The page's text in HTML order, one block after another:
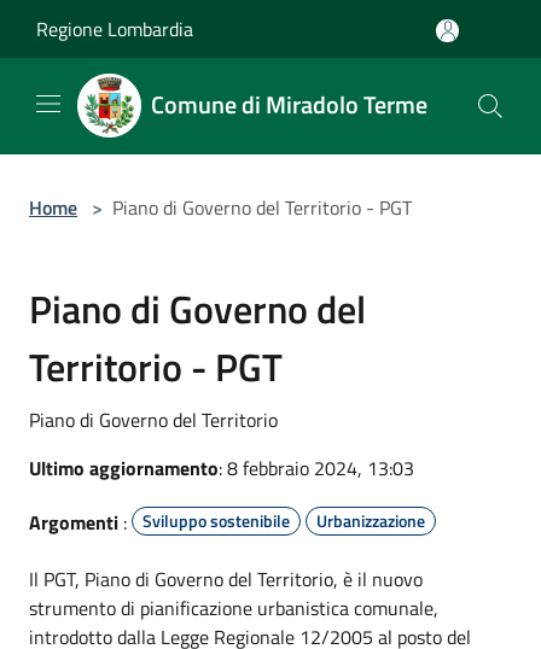
Regione Lombardia
Comune di Miradolo Terme
Home > Piano di Governo del Territorio - PGT
Piano di Governo del
Territorio - PGT
Piano di Governo del Territorio
Ultimo aggiornamento: 8 febbraio 2024, 13:03
Argomenti : Sviluppo sostenibile Urbanizzazione
Il PGT, Piano di Governo del Territorio, è il nuovo
strumento di pianificazione urbanistica comunale,
introdotto dalla Legge Regionale 12/2005 al posto del